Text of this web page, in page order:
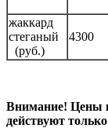
жаккард
стеганый
(руб.)
4300
Внимание! Цены
действуют